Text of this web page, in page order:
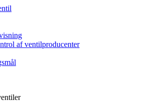
af ventilproducenter